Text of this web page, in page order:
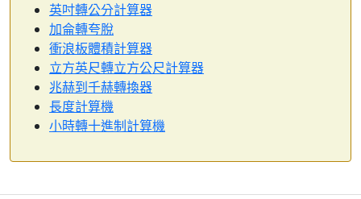
英吋轉公分計算器
加侖轉夸脫
衝浪板體積計算器
立方英尺轉立方公尺計算器
兆赫到千赫轉換器
長度計算機
小時轉十進制計算機